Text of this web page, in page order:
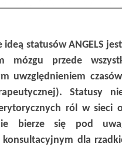
ideą statusów ANGELS
mózgu przede
uwzględnieniem
Statusy
ról w sieci
bierze się pod
dla